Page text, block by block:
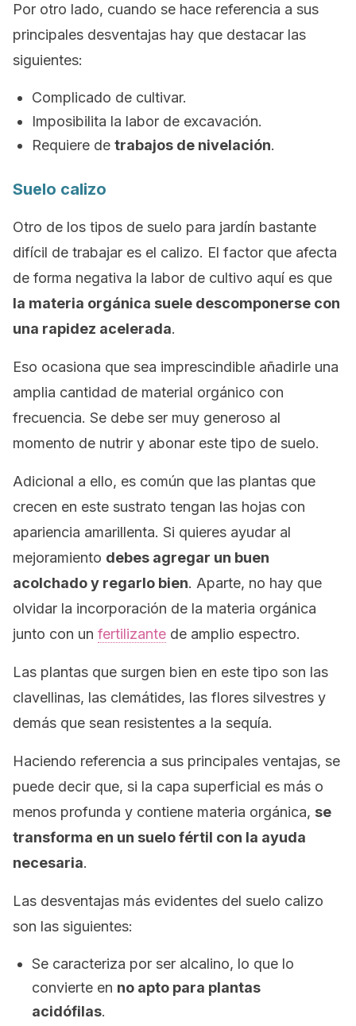
Por otro lado, cuando se hace referencia a sus
principales desventajas hay que destacar las
siguientes:
Complicado de cultivar.
Imposibilita la labor de excavación.
Requiere de trabajos de nivelación.
Suelo calizo
Otro de los tipos de suelo para jardín bastante
difícil de trabajar es el calizo. El factor que afecta
de forma negativa la labor de cultivo aquí es que
la materia orgánica suele descomponerse con
una rapidez acelerada.
Eso ocasiona que sea imprescindible añadirle una
amplia cantidad de material orgánico con
frecuencia. Se debe ser muy generoso al
momento de nutrir y abonar este tipo de suelo.
Adicional a ello, es común que las plantas que
crecen en este sustrato tengan las hojas con
apariencia amarillenta. Si quieres ayudar al
mejoramiento debes agregar un buen
acolchado y regarlo bien. Aparte, no hay que
olvidar la incorporación de la materia orgánica
junto con un fertilizante de amplio espectro.
Las plantas que surgen bien en este tipo son las
clavellinas, las clemátides, las flores silvestres y
demás que sean resistentes a la sequía.
Haciendo referencia a sus principales ventajas, se
puede decir que, si la capa superficial es más o
menos profunda y contiene materia orgánica, se
transforma en un suelo fértil con la ayuda
necesaria.
Las desventajas más evidentes del suelo calizo
son las siguientes:
Se caracteriza por ser alcalino, lo que lo
convierte en no apto para plantas
acidófilas.